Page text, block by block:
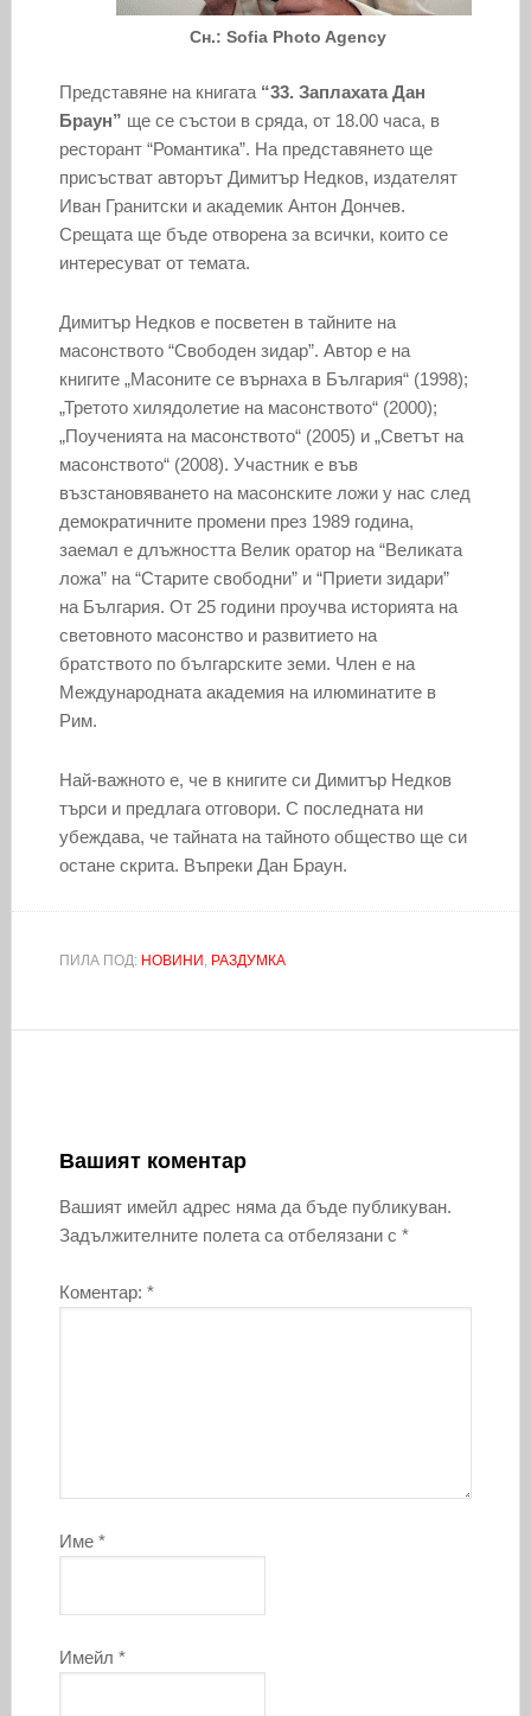
Сн.: Sofia Photo Agency
Представяне на книгата “33. Заплахата Дан
Браун” ще се състои в сряда, от 18.00 часа, в
ресторант “Романтика”. На представянето ще
присъстват авторът Димитър Недков, издателят
Иван Гранитски и академик Антон Дончев.
Срещата ще бъде отворена за всички, които се
интересуват от темата.
Димитър Недков е посветен в тайните на
масонството “Свободен зидар”. Автор е на
книгите „Масоните се върнаха в България“ (1998);
„Третото хилядолетие на масонството“ (2000);
„Поученията на масонството“ (2005) и „Светът на
масонството“ (2008). Участник е във
възстановяването на масонските ложи у нас след
демократичните промени през 1989 година,
заемал е длъжността Велик оратор на “Великата
ложа” на “Старите свободни” и “Приети зидари”
на България. От 25 години проучва историята на
световното масонство и развитието на
братството по българските земи. Член е на
Международната академия на илюминатите в
Рим.
Най-важното е, че в книгите си Димитър Недков
търси и предлага отговори. С последната ни
убеждава, че тайната на тайното общество ще си
остане скрита. Въпреки Дан Браун.
ПИЛА ПОД: НОВИНИ , РАЗДУМКА
Вашият коментар
Вашият имейл адрес няма да бъде публикуван.
Задължителните полета са отбелязани с *
Коментар: *
Име *
Имейл *